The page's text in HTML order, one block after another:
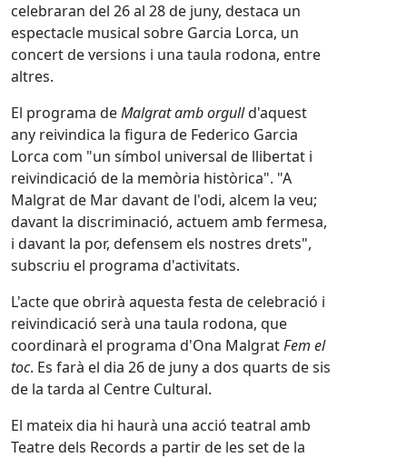
celebraran del 26 al 28 de juny, destaca un
espectacle musical sobre Garcia Lorca, un
concert de versions i una taula rodona, entre
altres.
El programa deMalgrat amb orgulld'aquest
any reivindica la figura de Federico Garcia
Lorca com "un símbol universal de llibertat i
reivindicació de la memòria històrica". "A
Malgrat de Mar davant de l'odi, alcem la veu;
davant la discriminació, actuem amb fermesa,
i davant la por, defensem els nostres drets",
subscriu el programa d'activitats.
L'acte que obrirà aquesta festa de celebració i
reivindicació serà una taula rodona, que
coordinarà el programa d'Ona MalgratFem el
toc. Es farà el dia 26 de juny a dos quarts de sis
de la tarda al Centre Cultural.
El mateix dia hi haurà una acció teatral amb
Teatre dels Records a partir de les set de la